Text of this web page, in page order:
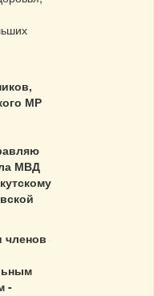
МР
МВД
членов
-